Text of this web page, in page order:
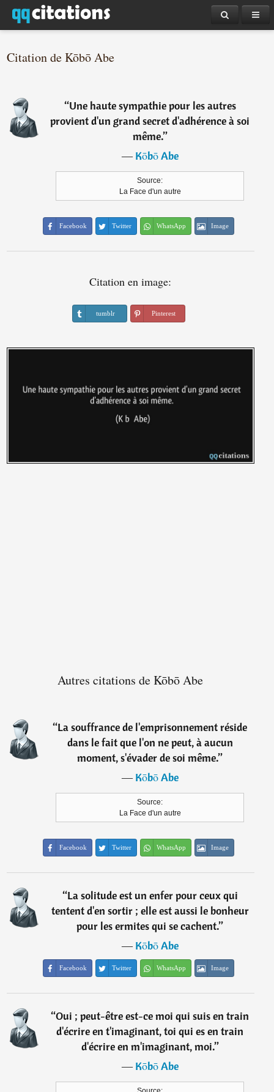
Citation de Kōbō Abe
“Une haute sympathie pour les autres
provient d'un grand secret d'adhérence à soi
même.”
―Kōbō Abe
Source:
La Face d'un autre
Facebook Twitter WhatsApp Image
Citation en image:
tumblr Pinterest
Autres citations de Kōbō Abe
“La souffrance de l'emprisonnement réside
dans le fait que l'on ne peut, à aucun
moment, s'évader de soi même.”
―Kōbō Abe
Source:
La Face d'un autre
Facebook Twitter WhatsApp Image
“La solitude est un enfer pour ceux qui
tentent d'en sortir ; elle est aussi le bonheur
pour les ermites qui se cachent.”
―Kōbō Abe
Facebook Twitter WhatsApp Image
“Oui ; peut-être est-ce moi qui suis en train
d'écrire en t'imaginant, toi qui es en train
d'écrire en m'imaginant, moi.”
―Kōbō Abe